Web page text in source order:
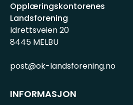
Opplæringskontorenes
Landsforening
Idrettsveien 20
8445 MELBU
post@ok-landsforening.no
INFORMASJON